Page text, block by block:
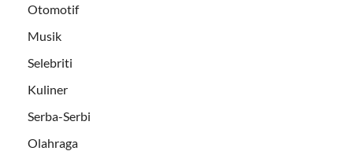
Otomotif
Musik
Selebriti
Kuliner
Serba-Serbi
Olahraga